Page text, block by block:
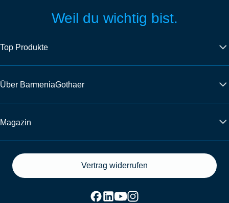
Weil du wichtig bist.
Top Produkte
Über BarmeniaGothaer
Magazin
Vertrag widerrufen